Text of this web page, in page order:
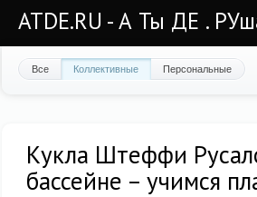
ATDE.RU - А Ты ДЕ .
Все Коллективные Персональные
Кукла Штеффи
бассейне – учимся